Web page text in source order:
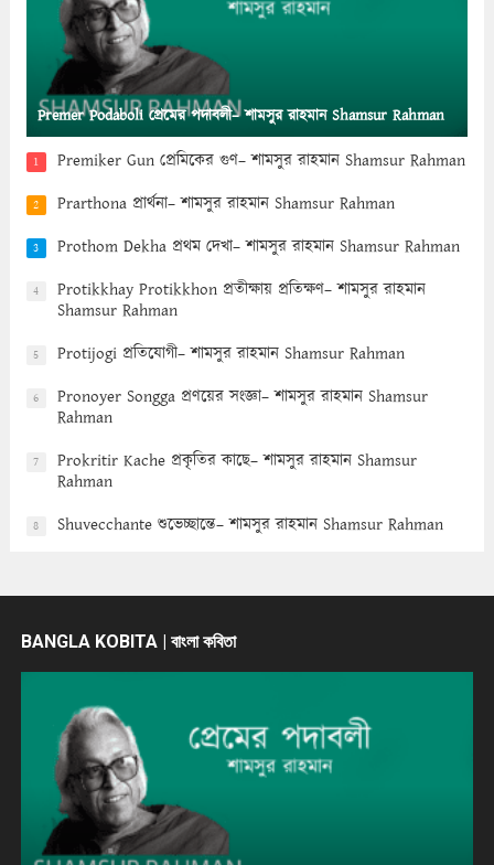
Premer Podaboli প্রেমের পদাবলী– শামসুর রাহমান Shamsur Rahman
1 Premiker Gun প্রেমিকের গুণ– শামসুর রাহমান Shamsur Rahman
2 Prarthona প্রার্থনা– শামসুর রাহমান Shamsur Rahman
3 Prothom Dekha প্রথম দেখা– শামসুর রাহমান Shamsur Rahman
4
Protikkhay Protikkhon প্রতীক্ষায় প্রতিক্ষণ– শামসুর রাহমান
Shamsur Rahman
5 Protijogi প্রতিযোগী– শামসুর রাহমান Shamsur Rahman
6
Pronoyer Songga প্রণয়ের সংজ্ঞা– শামসুর রাহমান Shamsur
Rahman
7
Prokritir Kache প্রকৃতির কাছে– শামসুর রাহমান Shamsur
Rahman
8 Shuvecchante শুভেচ্ছান্তে– শামসুর রাহমান Shamsur Rahman
BANGLA KOBITA | বাংলা কবিতা